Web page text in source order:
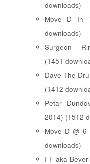
downloads)
Move D In
downloads)
Surgeon -
(1451
Dave The
(1412
Petar
2014) (1512
Move D @ 6
downloads)
I-F aka